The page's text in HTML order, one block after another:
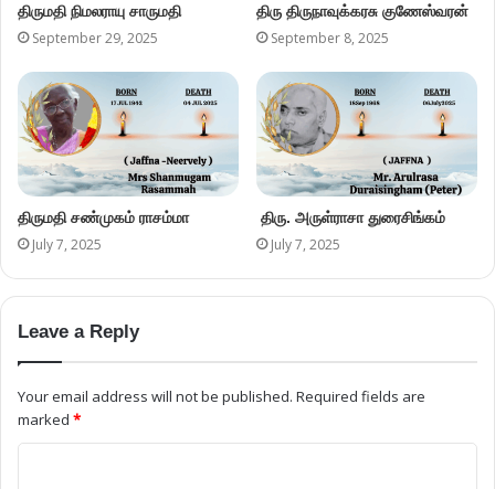
திருமதி நிமலராயு சாருமதி
September 29, 2025
திரு திருநாவுக்கரசு குணேஸ்வரன்
September 8, 2025
திருமதி சண்முகம் ராசம்மா
July 7, 2025
திரு. அருள்ராசா துரைசிங்கம்
July 7, 2025
Leave a Reply
Your email address will not be published. Required fields are
marked *